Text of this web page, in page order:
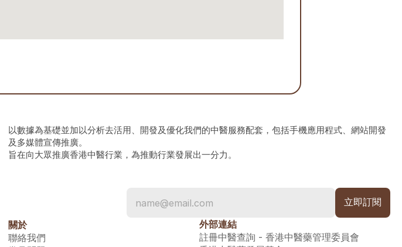
以數據為基礎並加以分析去活用、開發及優化我們的中醫服務配套，包括手機應用程式、網站開發
及多媒體宣傳推廣。
旨在向大眾推廣香港中醫行業，為推動行業發展出一分力。
關於
聯絡我們
外部連結
註冊中醫查詢 - 香港中醫藥管理委員會